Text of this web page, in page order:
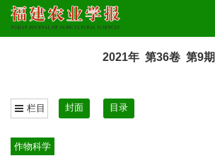
2021年 第36卷 第9期
栏目 封面 目录
作物科学